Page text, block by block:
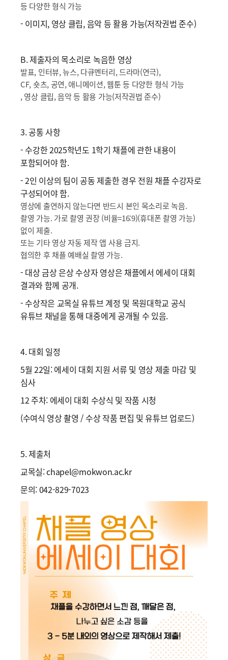
등 다양한 형식 가능
- 이미지, 영상 클립, 음악 등 활용 가능(저작권법 준수)
B. 제출자의 목소리로 녹음한 영상
발표, 인터뷰, 뉴스, 다큐멘터리, 드라마(연극),
CF, 숏츠, 공연, 애니메이션, 웹툰 등 다양한 형식 가능
, 영상 클립, 음악 등 활용 가능(저작권법 준수)
3. 공통 사항
- 수강한 2025학년도 1학기 채플에 관한 내용이
포함되어야 함.
- 2인 이상의 팀이 공동 제출한 경우 전원 채플 수강자로
구성되어야 함.
영상에 출연하지 않는다면 반드시 본인 목소리로 녹음.
촬영 가능. 가로 촬영 권장 (비율=16:9)(휴대폰 촬영 가능)
없이 제출.
또는 기타 영상 자동 제작 앱 사용 금지.
협의한 후 채플 예배실 촬영 가능.
- 대상 금상 은상 수상자 영상은 채플에서 에세이 대회
결과와 함께 공개.
- 수상작은 교목실 유튜브 계정 및 목원대학교 공식
유튜브 채널을 통해 대중에게 공개될 수 있음.
4. 대회 일정
5월 22일: 에세이 대회 지원 서류 및 영상 제출 마감 및
심사
12 주차: 에세이 대회 수상식 및 작품 시청
(수여식 영상 촬영 / 수상 작품 편집 및 유튜브 업로드)
5. 제출처
교목실: chapel@mokwon.ac.kr
문의: 042-829-7023